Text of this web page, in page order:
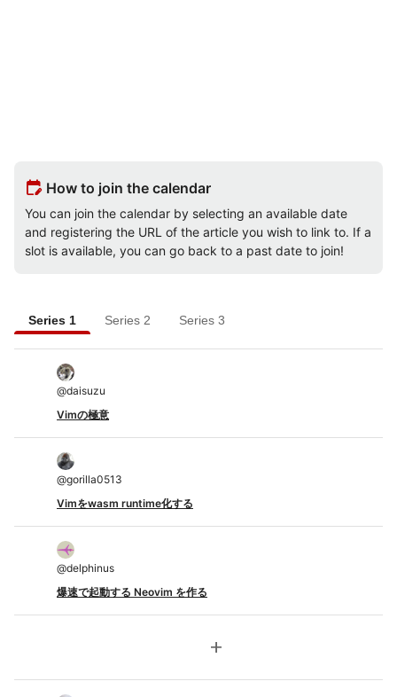
edit_calendar How to join the calendar
You can join the calendar by selecting an available date
and registering the URL of the article you wish to link to. If a
slot is available, you can go back to a past date to join!
Series 1 Series 2 Series 3
@daisuzu
Vimの極意
@gorilla0513
Vimをwasm runtime化する
@delphinus
爆速で起動する Neovim を作る
add